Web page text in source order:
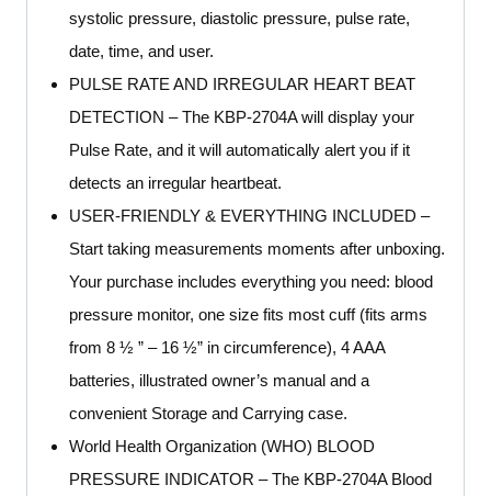
systolic pressure, diastolic pressure, pulse rate,
date, time, and user.
PULSE RATE AND IRREGULAR HEART BEAT
DETECTION – The KBP-2704A will display your
Pulse Rate, and it will automatically alert you if it
detects an irregular heartbeat.
USER-FRIENDLY & EVERYTHING INCLUDED –
Start taking measurements moments after unboxing.
Your purchase includes everything you need: blood
pressure monitor, one size fits most cuff (fits arms
from 8 ½ ” – 16 ½” in circumference), 4 AAA
batteries, illustrated owner’s manual and a
convenient Storage and Carrying case.
World Health Organization (WHO) BLOOD
PRESSURE INDICATOR – The KBP-2704A Blood